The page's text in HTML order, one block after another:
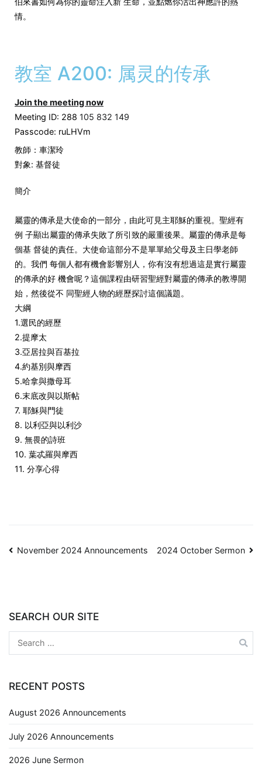
情。
教室 A200: 属灵的传承
Join the meeting now
Meeting ID: 288 105 832 149
Passcode: ruLHVm
教師：車潔玲
對象: 基督徒
簡介
屬靈的傳承是大使命的一部分，由此可見主耶穌的重視。聖經有
例 子顯出屬靈的傳承失敗了所引致的嚴重後果。屬靈的傳承是每
個基 督徒的責任。大使命這部分不是單單給父母及主日學老師
的。我們 每個人都有機會影響別人，你有沒有想過這是實行屬靈
的傳承的好 機會呢？這個課程由研習聖經對屬靈的傳承的教導開
始，然後從不 同聖經人物的經歷探討這個議題。
大綱
1.選民的經歷
2.提摩太
3.亞居拉與百基拉
4.約基別與摩西
5.哈拿與撒母耳
6.末底改與以斯帖
7. 耶穌與門徒
8. 以利亞與以利沙
9. 無畏的詩班
10. 葉忒羅與摩西
11. 分享心得
November 2024 Announcements 2024 October Sermon
SEARCH OUR SITE
RECENT POSTS
August 2026 Announcements
July 2026 Announcements
2026 June Sermon